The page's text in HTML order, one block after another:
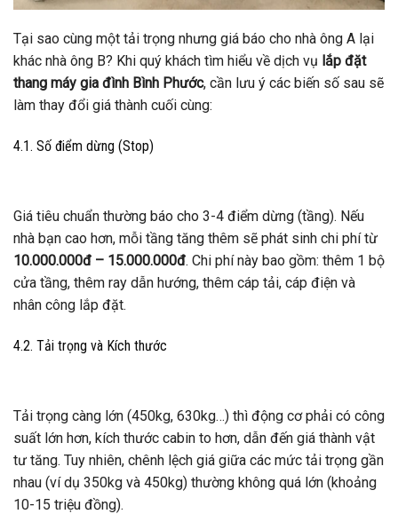
Tại sao cùng một tải trọng nhưng giá báo cho nhà ông A lại
khác nhà ông B? Khi quý khách tìm hiểu về dịch vụ lắp đặt
thang máy gia đình Bình Phước, cần lưu ý các biến số sau sẽ
làm thay đổi giá thành cuối cùng:
4.1. Số điểm dừng (Stop)
Giá tiêu chuẩn thường báo cho 3-4 điểm dừng (tầng). Nếu
nhà bạn cao hơn, mỗi tầng tăng thêm sẽ phát sinh chi phí từ
10.000.000đ – 15.000.000đ. Chi phí này bao gồm: thêm 1 bộ
cửa tầng, thêm ray dẫn hướng, thêm cáp tải, cáp điện và
nhân công lắp đặt.
4.2. Tải trọng và Kích thước
Tải trọng càng lớn (450kg, 630kg…) thì động cơ phải có công
suất lớn hơn, kích thước cabin to hơn, dẫn đến giá thành vật
tư tăng. Tuy nhiên, chênh lệch giá giữa các mức tải trọng gần
nhau (ví dụ 350kg và 450kg) thường không quá lớn (khoảng
10-15 triệu đồng).